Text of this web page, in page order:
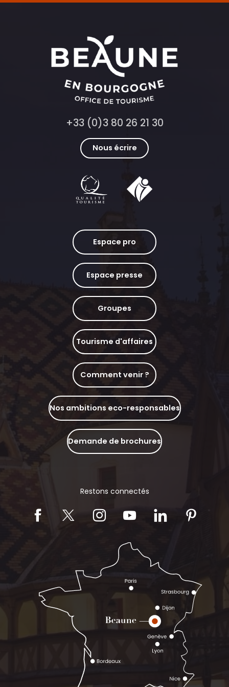
+33 (0)3 80 26 21 30
Nous écrire
Espace pro
Espace presse
Groupes
Tourisme d'affaires
Comment venir ?
Nos ambitions eco-responsables
Demande de brochures
Restons connectés